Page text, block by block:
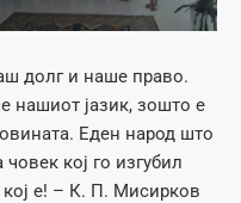
долг и наше право.
нашиот јазик, зошто е
Еден народ што
човек кој го изгубил
кој е! – К. П. Мисирков